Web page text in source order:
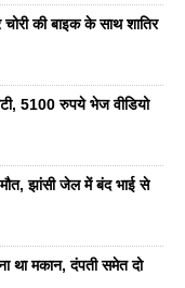
की बाइक के साथ शातिर
5100 रुपये भेज वीडियो
झांसी जेल में बंद भाई से
था मकान, दंपती समेत दो